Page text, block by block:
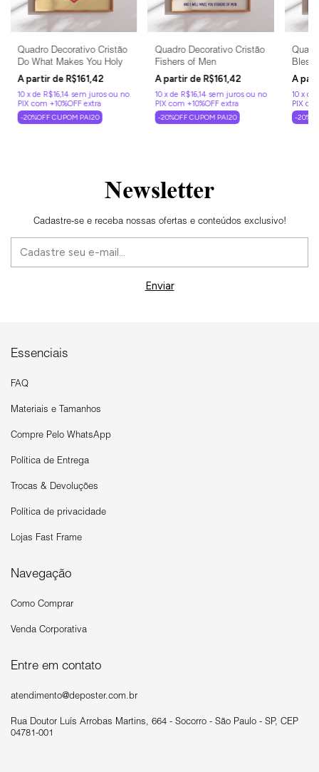
Quadro Decorativo Cristão
Do What Makes You Holy
R$161,42
10 xde R$16,14 sem juros
-20%OFF CUPOM PAI20
Quadro Decorativo Cristão
Fishers of Men
R$161,42
10 xde R$16,14 sem juros
-20%OFF CUPOM PAI20
10 x de
-
Newsletter
Cadastre-se e receba nossas ofertas e conteúdos exclusivo!
Essenciais
FAQ
Materiais e Tamanhos
Compre Pelo WhatsApp
Política de Entrega
Trocas & Devoluções
Política de privacidade
Lojas Fast Frame
Navegação
Como Comprar
Venda Corporativa
Entre em contato
atendimento@deposter.com.br
Rua Doutor Luís Arrobas Martins, 664 - Socorro - São Paulo - SP, CEP
04781-001